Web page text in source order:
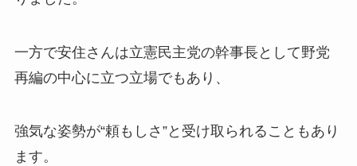
一方で安住さんは立憲民主党の幹事長として野党
再編の中心に立つ立場でもあり、
強気な姿勢が“頼もしさ”と受け取られることもあり
ます。